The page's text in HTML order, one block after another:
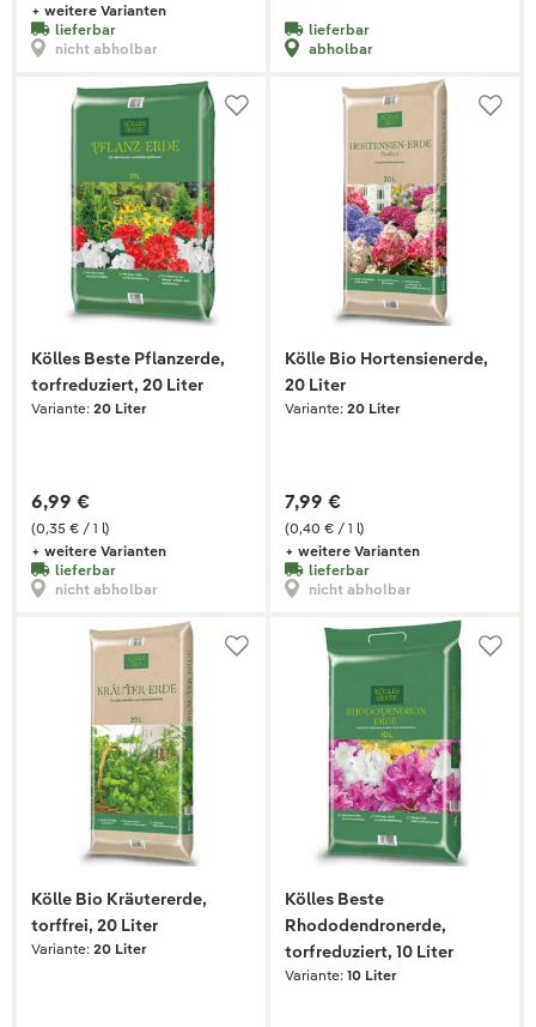
+ weitere Varianten
lieferbar
nicht abholbar
lieferbar
abholbar
Kölles Beste Pflanzerde,
torfreduziert, 20 Liter
Variante: 20 Liter
(0,35 € / 1 l)
6,99 €
+ weitere Varianten
lieferbar
nicht abholbar
Kölle Bio Hortensienerde,
20 Liter
Variante: 20 Liter
(0,40 € / 1 l)
7,99 €
+ weitere Varianten
lieferbar
nicht abholbar
Kölle Bio Kräutererde,
torffrei, 20 Liter
Variante: 20 Liter
Kölles Beste
Rhododendronerde,
torfreduziert, 10 Liter
Variante: 10 Liter